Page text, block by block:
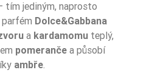
tím jediným, naprosto
parfém Dolce&Gabbana
a kardamomu teplý,
pomeranče a působí
ambře
bazylia
kardamon
imbir